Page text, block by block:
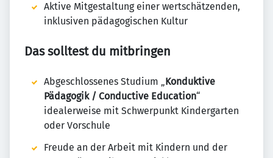
Aktive Mitgestaltung einer wertschätzenden,
inklusiven pädagogischen Kultur
Das solltest du mitbringen
Abgeschlossenes Studium „Konduktive
Pädagogik / Conductive Education“
idealerweise mit Schwerpunkt Kindergarten
oder Vorschule
Freude an der Arbeit mit Kindern und der